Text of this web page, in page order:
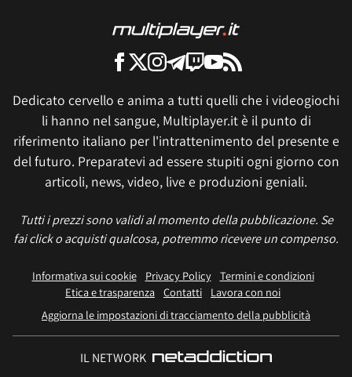
Dedicato cervello e anima a tutti quelli che i videogiochi
li hanno nel sangue, Multiplayer.it è il punto di
riferimento italiano per l'intrattenimento del presente e
del futuro. Preparatevi ad essere stupiti ogni giorno con
articoli, news, video, live e produzioni geniali.
Tutti i prezzi sono validi al momento della pubblicazione. Se
fai click o acquisti qualcosa, potremmo ricevere un compenso.
Informativa sui cookie Privacy Policy
Termini e condizioni
Etica e trasparenza Contatti
Lavora con noi
Aggiorna le impostazioni di tracciamento della pubblicità
IL NETWORK